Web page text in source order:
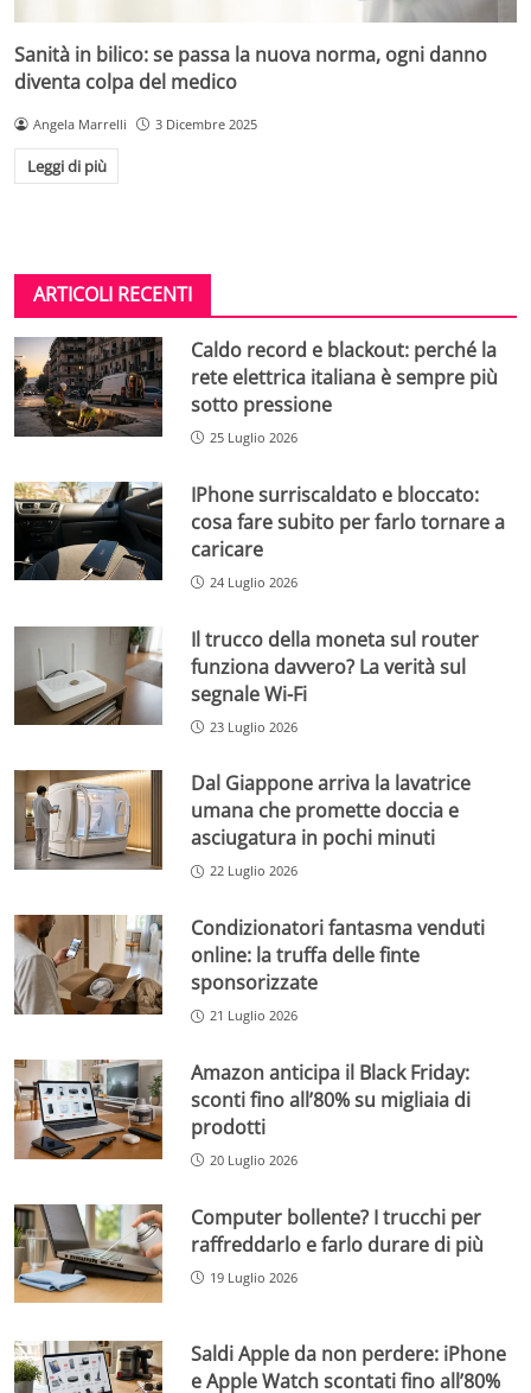
Sanità in bilico: se passa la nuova norma, ogni danno
diventa colpa del medico
Angela Marrelli 3 Dicembre 2025
Leggi di più
ARTICOLI RECENTI
Caldo record e blackout: perché la
rete elettrica italiana è sempre più
sotto pressione
25 Luglio 2026
IPhone surriscaldato e bloccato:
cosa fare subito per farlo tornare a
caricare
24 Luglio 2026
Il trucco della moneta sul router
funziona davvero? La verità sul
segnale Wi-Fi
23 Luglio 2026
Dal Giappone arriva la lavatrice
umana che promette doccia e
asciugatura in pochi minuti
22 Luglio 2026
Condizionatori fantasma venduti
online: la truffa delle finte
sponsorizzate
21 Luglio 2026
Amazon anticipa il Black Friday:
sconti fino all’80% su migliaia di
prodotti
20 Luglio 2026
Computer bollente? I trucchi per
raffreddarlo e farlo durare di più
19 Luglio 2026
Saldi Apple da non perdere: iPhone
e Apple Watch scontati fino all’80%